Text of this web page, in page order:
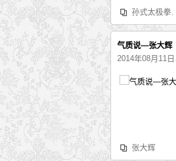
孙式太极拳,
气质说—张大辉
2014年08月11日
张大辉